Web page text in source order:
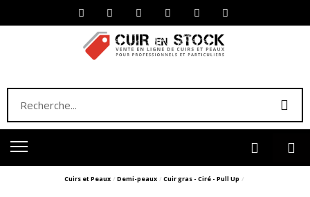
Cuirs et Peaux Demi-peaux Cuir gras - Ciré - Pull Up